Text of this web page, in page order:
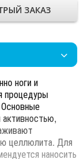
ЗАКАЗ
ноги и
процедуры
целлюлита. Для
наносить